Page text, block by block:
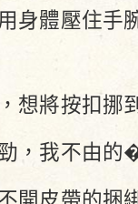
體壓住手
將按扣挪
，我不由